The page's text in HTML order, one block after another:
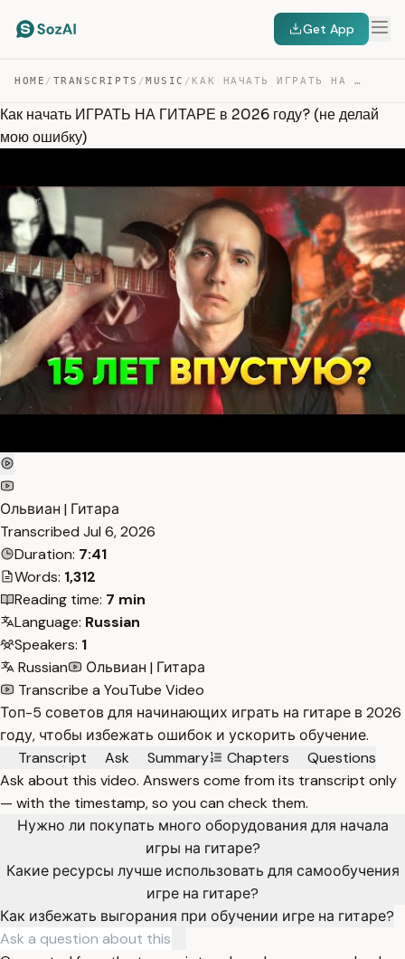
Get App
HOME / TRANSCRIPTS /MUSIC / КАК НАЧАТЬ ИГРАТЬ НА ГИТАРЕ В 2026 ГОДУ? (НЕ ДЕЛАЙ МОЮ … — TRANSCRIPT
Как начать ИГРАТЬ НА ГИТАРЕ в 2026 году? (не делай
мою ошибку)
Ольвиан | Гитара
Transcribed Jul 6, 2026
Duration: 7:41
Words: 1,312
Reading time: 7 min
Language: Russian
Speakers: 1
Russian
Ольвиан | Гитара
Transcribe a YouTube Video
Топ-5 советов для начинающих играть на гитаре в 2026
году, чтобы избежать ошибок и ускорить обучение.
Transcript
Ask Summary Chapters
Questions
Ask about this video. Answers come from its transcript only
— with the timestamp, so you can check them.
Нужно ли покупать много оборудования для начала
игры на гитаре?
Какие ресурсы лучше использовать для самообучения
игре на гитаре?
Как избежать выгорания при обучении игре на гитаре?